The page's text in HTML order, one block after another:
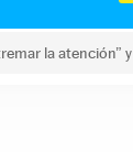
la atención”